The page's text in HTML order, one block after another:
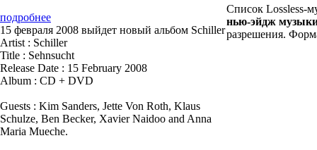
подробнее
15 февраля 2008 выйдет новый альбом Schiller
Artist : Schiller
Title : Sehnsucht
Release Date : 15 February 2008
Album : CD + DVD
Guests : Kim Sanders, Jette Von Roth, Klaus
Schulze, Ben Becker, Xavier Naidoo and Anna
Maria Mueche.
Список Lossless-
нью-эйдж
разрешения.